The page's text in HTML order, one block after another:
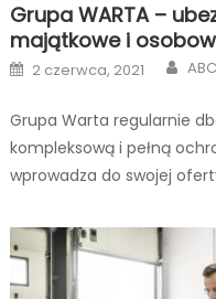
Grupa WARTA –
majątkowe i
Posted
on
2 czerwca, 2021
Grupa Warta regularnie
kompleksową i pełną
wprowadza do swojej
wymagających osób.
Warta? Na terenie całej
ubezpieczeniowe Warta.